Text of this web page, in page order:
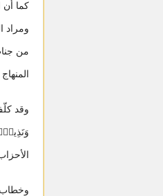
كما أن
ومراد
من
وقد
الأحزاب:
وخطاب